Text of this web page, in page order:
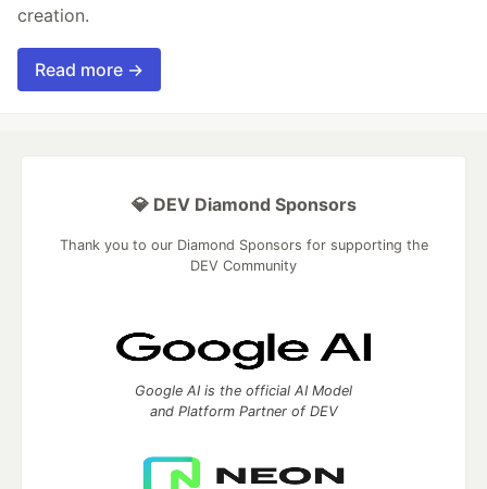
creation.
Read more →
💎 DEV Diamond Sponsors
Thank you to our Diamond Sponsors for supporting the
DEV Community
Google AI is the official AI Model
and Platform Partner of DEV